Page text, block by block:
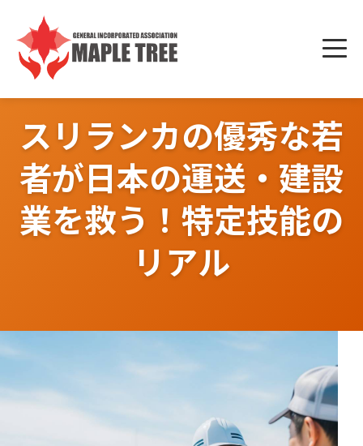
content
メニ
ュー
スリランカの優秀な若
者が日本の運送・建設
業を救う！特定技能の
リアル